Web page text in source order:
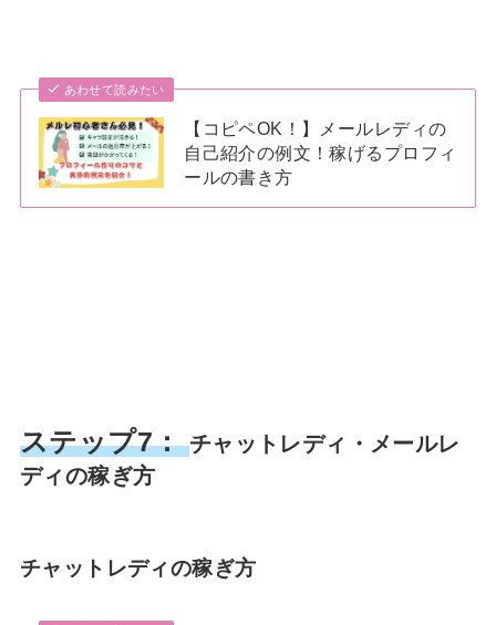
あわせて読みたい
【コピペOK！】メールレディの
自己紹介の例文！稼げるプロフィ
ールの書き方
ステップ7： チャットレディ・メールレ
ディの稼ぎ方
チャットレディの稼ぎ方